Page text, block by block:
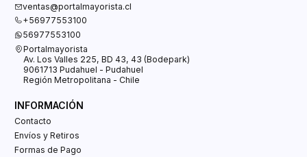
ventas@portalmayorista.cl
+56977553100
56977553100
Portalmayorista
Av. Los Valles 225, BD 43, 43 (Bodepark)
9061713 Pudahuel - Pudahuel
Región Metropolitana - Chile
INFORMACIÓN
Contacto
Envíos y Retiros
Formas de Pago